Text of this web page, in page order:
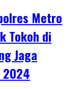
Metro
Tokoh di
Jaga
2024